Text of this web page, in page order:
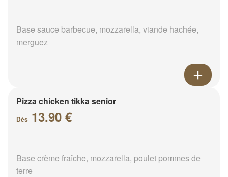
Base sauce barbecue, mozzarella, viande hachée,
merguez
Pizza chicken tikka senior
Dès 13.90 €
Base crème fraîche, mozzarella, poulet pommes de
terre